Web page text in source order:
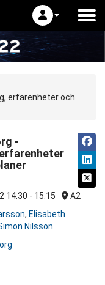
erfarenheter och
-
14:30 - 15:15
A2
, Elisabeth
Nilsson